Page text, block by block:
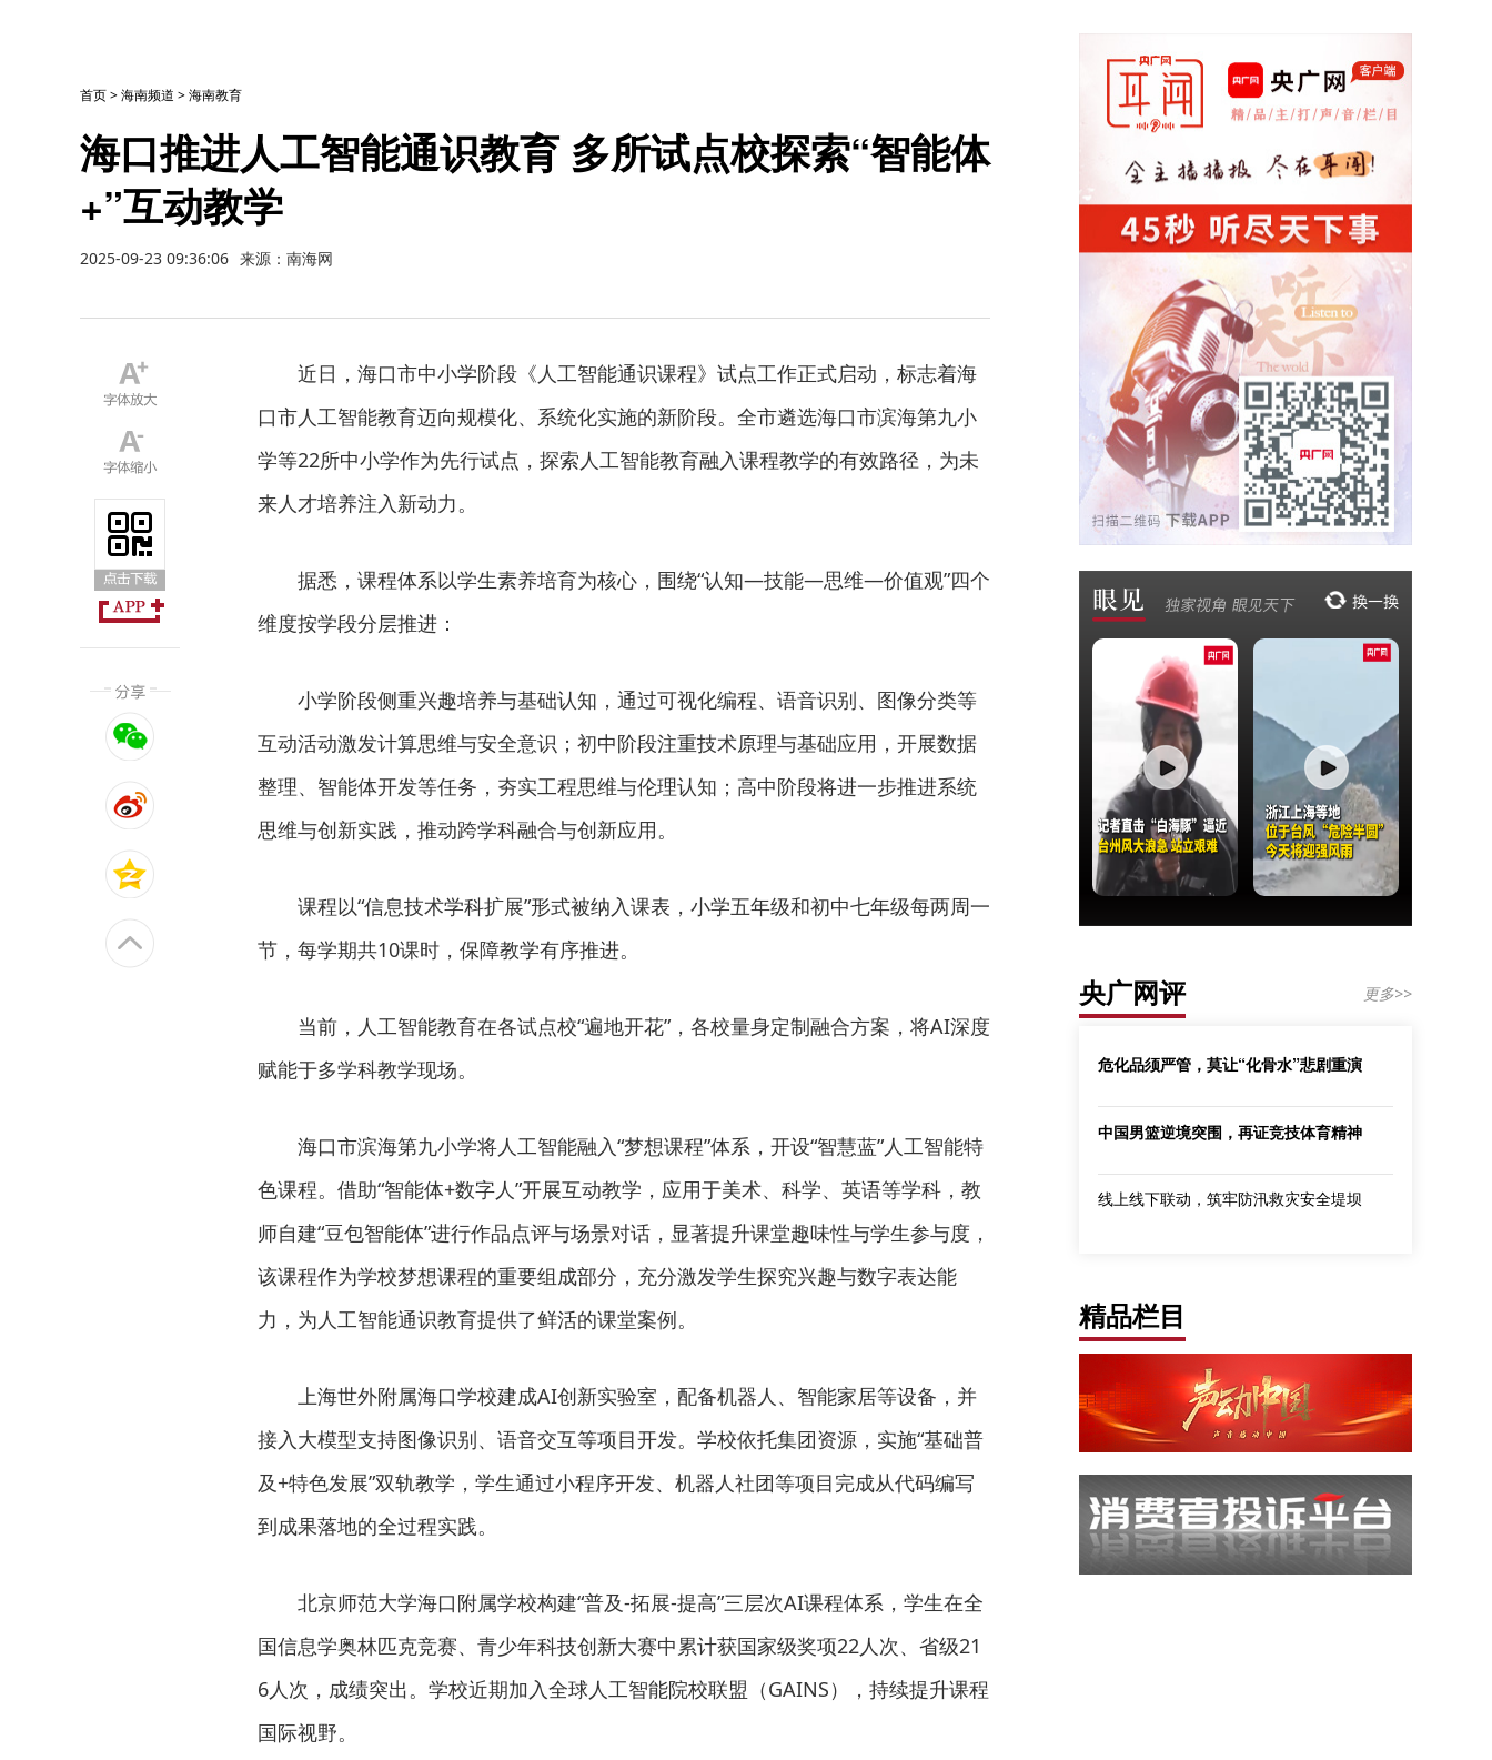
首页>海南频道 >海南教育
海口推进人工智能通识教育 多所试点校探索“智能体
+”互动教学
2025-09-23 09:36:06 来源：南海网
近日，海口市中小学阶段《人工智能通识课程》试点工作正式启动，标志着海
口市人工智能教育迈向规模化、系统化实施的新阶段。全市遴选海口市滨海第九小
学等22所中小学作为先行试点，探索人工智能教育融入课程教学的有效路径，为未
来人才培养注入新动力。
据悉，课程体系以学生素养培育为核心，围绕“认知—技能—思维—价值观”四个
维度按学段分层推进：
小学阶段侧重兴趣培养与基础认知，通过可视化编程、语音识别、图像分类等
互动活动激发计算思维与安全意识；初中阶段注重技术原理与基础应用，开展数据
整理、智能体开发等任务，夯实工程思维与伦理认知；高中阶段将进一步推进系统
思维与创新实践，推动跨学科融合与创新应用。
课程以“信息技术学科扩展”形式被纳入课表，小学五年级和初中七年级每两周一
节，每学期共10课时，保障教学有序推进。
当前，人工智能教育在各试点校“遍地开花”，各校量身定制融合方案，将AI深度
赋能于多学科教学现场。
海口市滨海第九小学将人工智能融入“梦想课程”体系，开设“智慧蓝”人工智能特
色课程。借助“智能体+数字人”开展互动教学，应用于美术、科学、英语等学科，教
师自建“豆包智能体”进行作品点评与场景对话，显著提升课堂趣味性与学生参与度，
该课程作为学校梦想课程的重要组成部分，充分激发学生探究兴趣与数字表达能
力，为人工智能通识教育提供了鲜活的课堂案例。
上海世外附属海口学校建成AI创新实验室，配备机器人、智能家居等设备，并
接入大模型支持图像识别、语音交互等项目开发。学校依托集团资源，实施“基础普
及+特色发展”双轨教学，学生通过小程序开发、机器人社团等项目完成从代码编写
到成果落地的全过程实践。
北京师范大学海口附属学校构建“普及-拓展-提高”三层次AI课程体系，学生在全
国信息学奥林匹克竞赛、青少年科技创新大赛中累计获国家级奖项22人次、省级21
6人次，成绩突出。学校近期加入全球人工智能院校联盟（GAINS），持续提升课程
国际视野。
央广网评 更多>>
危化品须严管，莫让“化骨水”悲剧重演
中国男篮逆境突围，再证竞技体育精神
线上线下联动，筑牢防汛救灾安全堤坝
精品栏目